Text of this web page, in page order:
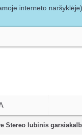
interneto
Stereo lubinis